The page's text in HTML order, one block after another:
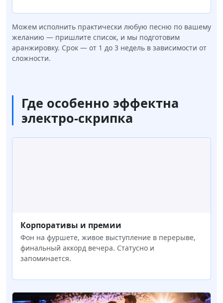
Можем исполнить практически любую песню по вашему
желанию — пришлите список, и мы подготовим
аранжировку. Срок — от 1 до 3 недель в зависимости от
сложности.
Где особенно эффектна
электро-скрипка
Корпоративы и премии
Фон на фуршете, живое выступление в перерыве,
финальный аккорд вечера. Статусно и
запоминается.